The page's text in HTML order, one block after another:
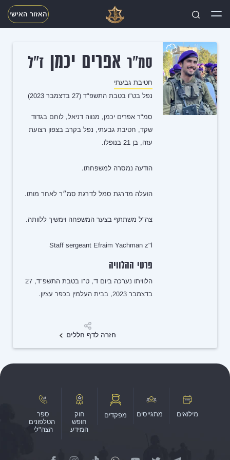
חפשו האזור האישי
סמ"ר אפרים יכמן ז"ל
חטיבת גבעתי
נפל בט"ו בטבת התשפ"ד (27 בדצמבר 2023)
סמ"ר אפרים יכמן, מנווה דניאל, לוחם בגדוד
שקד, חטיבת גבעתי, נפל בקרב בצפון רצועת
עזה, בן 21 בנופלו.
הודעה נמסרה למשפחתו.
הועלה מדרגת סמל לדרגת סמ״ר לאחר מותו.
צה"ל משתתף בצער המשפחה וימשיך ללוותה.
Staff sergeant Efraim Yachman z"l
פרטי ההלוויה
הלוויתו נערכה ביום ד', ט"ו בטבת התשפ"ד, 27
בדצמבר 2023, בבית העלמין בכפר עציון.
שיתוף
חזרה לדף חללים
מילואים מתגייסים מפקדים
חוק
חופש
המידע
ספר
הטלפונים
הצה"לי